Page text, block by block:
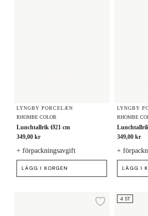
LYNGBY PORCELÆN
RHOMBE COLOR
Lunchtallrik Ø21 cm
349,00 kr
+ förpackningsavgift
LÄGG I KORGEN
LYNGBY
RHOMBE
349,00 kr
+
LÄGG I
Lägg
Tallrik
4 ST